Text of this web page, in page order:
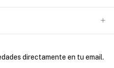
directamente en tu email.